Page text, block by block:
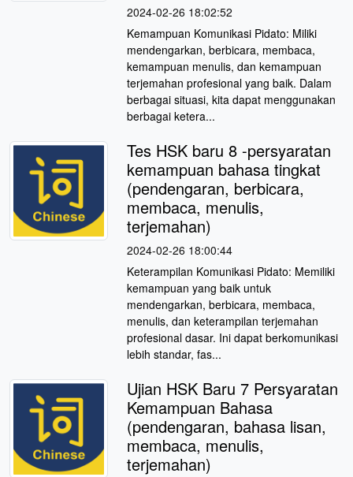
2024-02-26 18:02:52
Kemampuan Komunikasi Pidato: Miliki
mendengarkan, berbicara, membaca,
kemampuan menulis, dan kemampuan
terjemahan profesional yang baik. Dalam
berbagai situasi, kita dapat menggunakan
berbagai ketera...
Tes HSK baru 8 -persyaratan
kemampuan bahasa tingkat
(pendengaran, berbicara,
membaca, menulis,
terjemahan)
2024-02-26 18:00:44
Keterampilan Komunikasi Pidato: Memiliki
kemampuan yang baik untuk
mendengarkan, berbicara, membaca,
menulis, dan keterampilan terjemahan
profesional dasar. Ini dapat berkomunikasi
lebih standar, fas...
Ujian HSK Baru 7 Persyaratan
Kemampuan Bahasa
(pendengaran, bahasa lisan,
membaca, menulis,
terjemahan)